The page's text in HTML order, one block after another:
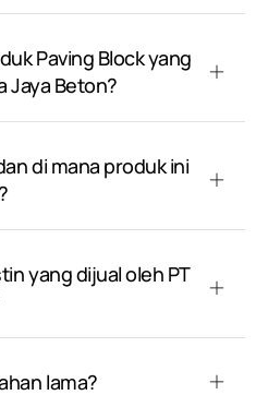
Paving Block yang
Jaya Beton?
di mana produk ini
yang dijual oleh PT
lama?